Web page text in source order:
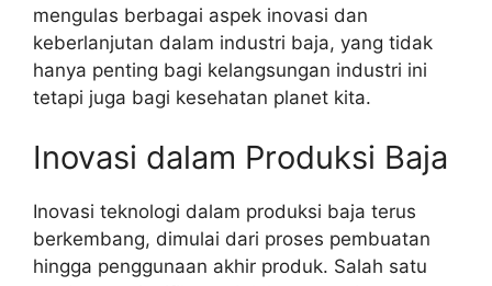
mengulas berbagai aspek inovasi dan
keberlanjutan dalam industri baja, yang tidak
hanya penting bagi kelangsungan industri ini
tetapi juga bagi kesehatan planet kita.
Inovasi dalam Produksi Baja
Inovasi teknologi dalam produksi baja terus
berkembang, dimulai dari proses pembuatan
hingga penggunaan akhir produk. Salah satu